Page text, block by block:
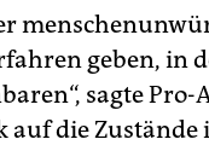
geben, in
sagte
die Zustände